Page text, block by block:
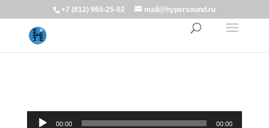
+7 (812) 965-25-02 mail@hypersound.ru
00:00 00:00